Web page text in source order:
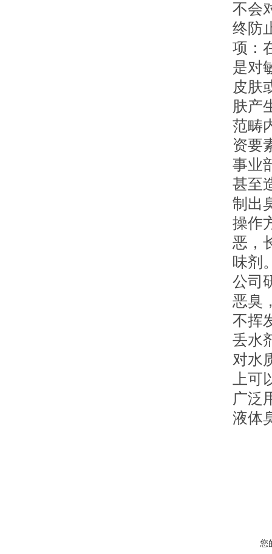
不会
终防
项：
是对
皮肤
肤产
范畴
资要
事业
甚至
制出
操作
恶，
味剂
公司
恶臭
不挥
丢水
对水
上
广泛
液体
您